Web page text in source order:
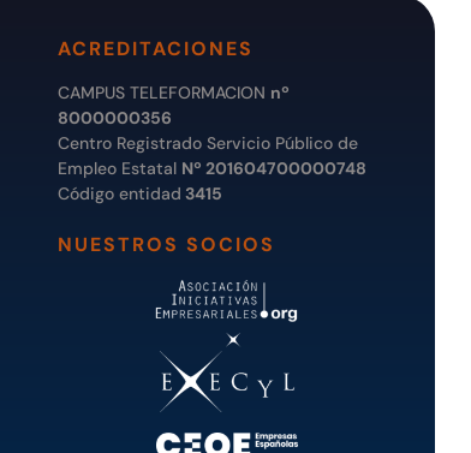
ACREDITACIONES
CAMPUS TELEFORMACION nº
8000000356
Centro Registrado Servicio Público de
Empleo Estatal Nº 201604700000748
Código entidad 3415
NUESTROS SOCIOS